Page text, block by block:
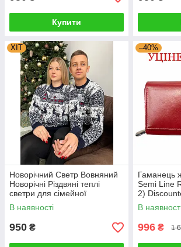
Купити
ХІТ
Новорічний Светр Вовняний
Новорічні Різдвяні теплі
светри для сімейної
фотосесії 4XL, 5XL
В наявності
950 ₴
–40%
Гаманець
Semi Line
2)
В
996 ₴ 1